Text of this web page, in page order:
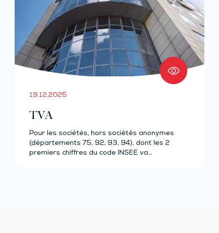
19.12.2025
TVA
Pour les sociétés, hors sociétés anonymes
(départements 75, 92, 93, 94), dont les 2
premiers chiffres du code INSEE va…